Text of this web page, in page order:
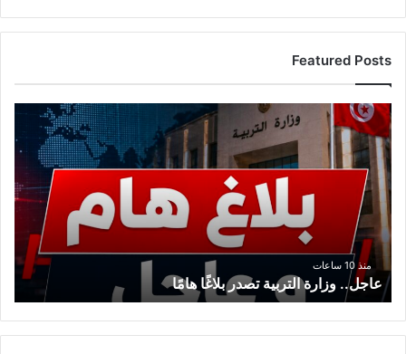
Featured Posts
عاجل..
وزارة
التربية
تصدر
بلاغًا
هامًا
منذ 10 ساعات
عاجل.. وزارة التربية تصدر بلاغًا هامًا